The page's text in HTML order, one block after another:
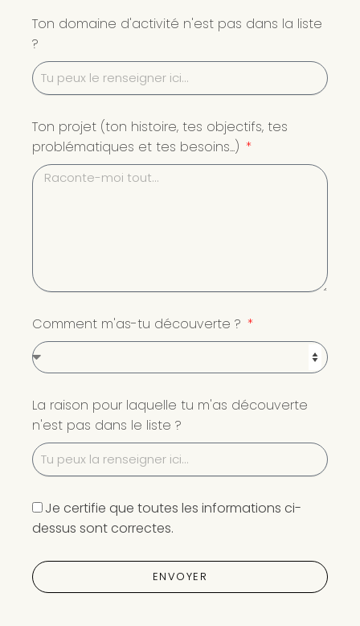
Ton domaine d'activité n'est pas dans la liste
?
Ton projet (ton histoire, tes objectifs, tes
problématiques et tes besoins...)
Comment m'as-tu découverte ?
La raison pour laquelle tu m'as découverte
n'est pas dans le liste ?
Je certifie que toutes les informations ci-
dessus sont correctes.
ENVOYER